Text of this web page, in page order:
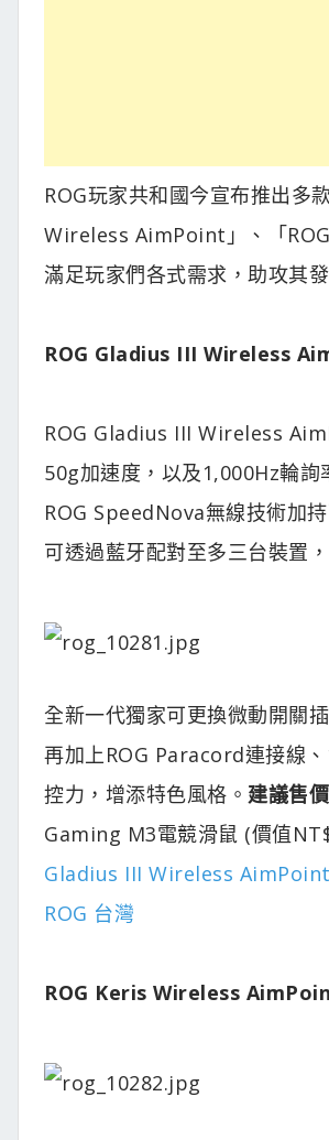
ROG玩家共和國今宣布推出
Wireless AimPoint」、「
滿足玩家們各式需求，助攻其
ROG Gladius III Wireless
ROG Gladius III Wireless
50g加速度，以及1,000Hz輪詢
ROG SpeedNova無線技術加
可透過藍牙配對至多三台裝置
全新一代獨家可更換微動開關
再加上ROG Paracord連接線
控力，增添特色風格。 建議售
Gaming M3電競滑鼠 (價值
Gladius III Wireless
ROG 台灣
ROG Keris Wireless